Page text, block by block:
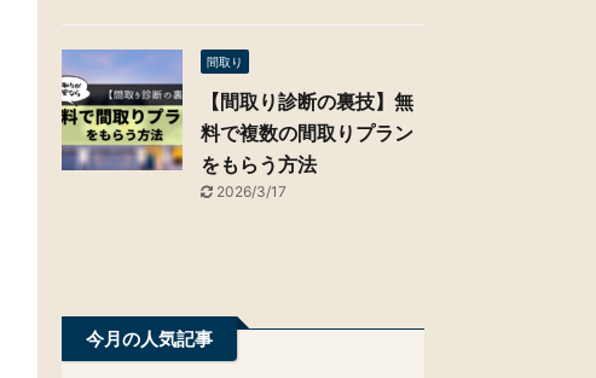
間取り
【間取り診断の裏技】無
料で複数の間取りプラン
をもらう方法
2026/3/17
今月の人気記事